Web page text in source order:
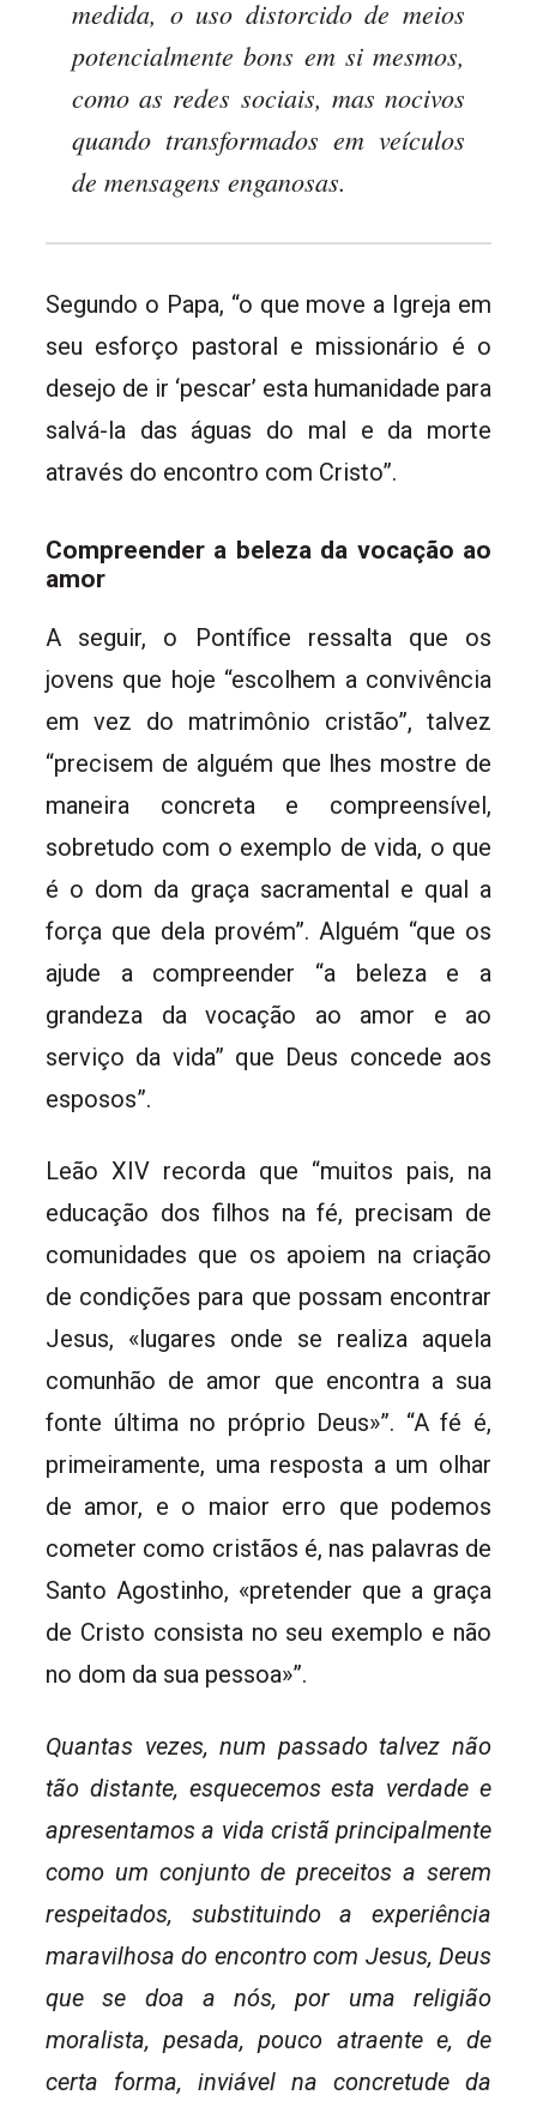
medida, o uso distorcido de meios
potencialmente bons em si mesmos,
como as redes sociais, mas nocivos
quando transformados em veículos
de mensagens enganosas.
Segundo o Papa, “o que move a Igreja em
seu esforço pastoral e missionário é o
desejo de ir ‘pescar’ esta humanidade para
salvá-la das águas do mal e da morte
através do encontro com Cristo”.
Compreender a beleza da vocação ao
amor
A seguir, o Pontífice ressalta que os
jovens que hoje “escolhem a convivência
em vez do matrimônio cristão”, talvez
“precisem de alguém que lhes mostre de
maneira concreta e compreensível,
sobretudo com o exemplo de vida, o que
é o dom da graça sacramental e qual a
força que dela provém”. Alguém “que os
ajude a compreender “a beleza e a
grandeza da vocação ao amor e ao
serviço da vida” que Deus concede aos
esposos”.
Leão XIV recorda que “muitos pais, na
educação dos filhos na fé, precisam de
comunidades que os apoiem na criação
de condições para que possam encontrar
Jesus, «lugares onde se realiza aquela
comunhão de amor que encontra a sua
fonte última no próprio Deus»”. “A fé é,
primeiramente, uma resposta a um olhar
de amor, e o maior erro que podemos
cometer como cristãos é, nas palavras de
Santo Agostinho, «pretender que a graça
de Cristo consista no seu exemplo e não
no dom da sua pessoa»”.
Quantas vezes, num passado talvez não
tão distante, esquecemos esta verdade e
apresentamos a vida cristã principalmente
como um conjunto de preceitos a serem
respeitados, substituindo a experiência
maravilhosa do encontro com Jesus, Deus
que se doa a nós, por uma religião
moralista, pesada, pouco atraente e, de
certa forma, inviável na concretude da